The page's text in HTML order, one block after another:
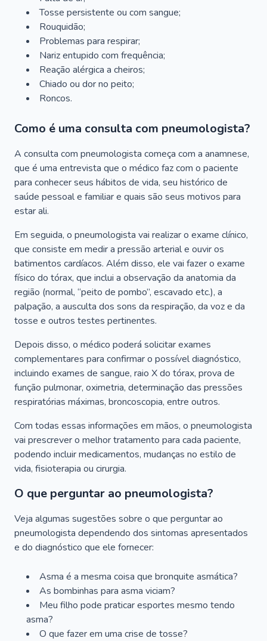
Tosse persistente ou com sangue;
Rouquidão;
Problemas para respirar;
Nariz entupido com frequência;
Reação alérgica a cheiros;
Chiado ou dor no peito;
Roncos.
Como é uma consulta com pneumologista?
A consulta com pneumologista começa com a anamnese,
que é uma entrevista que o médico faz com o paciente
para conhecer seus hábitos de vida, seu histórico de
saúde pessoal e familiar e quais são seus motivos para
estar ali.
Em seguida, o pneumologista vai realizar o exame clínico,
que consiste em medir a pressão arterial e ouvir os
batimentos cardíacos. Além disso, ele vai fazer o exame
físico do tórax, que inclui a observação da anatomia da
região (normal, “peito de pombo”, escavado etc.), a
palpação, a ausculta dos sons da respiração, da voz e da
tosse e outros testes pertinentes.
Depois disso, o médico poderá solicitar exames
complementares para confirmar o possível diagnóstico,
incluindo exames de sangue, raio X do tórax, prova de
função pulmonar, oximetria, determinação das pressões
respiratórias máximas, broncoscopia, entre outros.
Com todas essas informações em mãos, o pneumologista
vai prescrever o melhor tratamento para cada paciente,
podendo incluir medicamentos, mudanças no estilo de
vida, fisioterapia ou cirurgia.
O que perguntar ao pneumologista?
Veja algumas sugestões sobre o que perguntar ao
pneumologista dependendo dos sintomas apresentados
e do diagnóstico que ele fornecer:
Asma é a mesma coisa que bronquite asmática?
As bombinhas para asma viciam?
Meu filho pode praticar esportes mesmo tendo
asma?
O que fazer em uma crise de tosse?